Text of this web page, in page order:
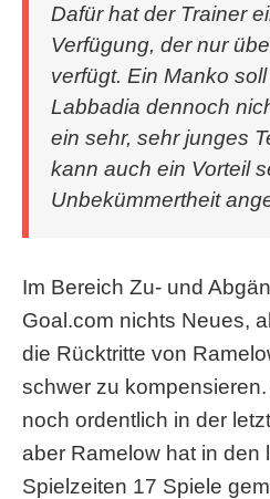
Dafür hat der Trainer
Verfügung, der nur
verfügt. Ein Manko
Labbadia dennoch
ein sehr, sehr junges
kann auch ein Vorteil
Unbekümmertheit
Im Bereich Zu- und
Goal.com nichts Neues,
die Rücktritte von
schwer zu
noch ordentlich in der
aber Ramelow hat in den
Spielzeiten 17 Spiele